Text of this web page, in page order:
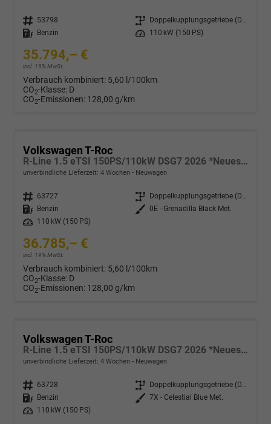
Fahrzeugnr. 53798 Getriebe
Doppelkupplungsgetriebe (DSG)
Kraftstoff
Benzin Leistung 110 kW (150 PS)
35.794,– €
incl. 19% MwSt.
Verbrauch kombiniert: 5,60 l/100km
CO2-Klasse: D
CO2-Emissionen: 128,00 g/km
Volkswagen T-Roc
R-Line 1.5 eTSI 150PS/110kW DSG7 2026 *Neues Modell* | +AHK+PARK ASSIST PLUS+18"ALU
unverbindliche Lieferzeit: 4 Wochen Neuwagen
Fahrzeugnr. 63727 Getriebe
Doppelkupplungsgetriebe (DSG)
Kraftstoff
Benzin Außenfarbe 0E - Grenadilla Black Met.
Leistung
110 kW (150 PS)
36.785,– €
incl. 19% MwSt.
Verbrauch kombiniert: 5,60 l/100km
CO2-Klasse: D
CO2-Emissionen: 128,00 g/km
Volkswagen T-Roc
R-Line 1.5 eTSI 150PS/110kW DSG7 2026 *Neues Modell* +AHK+PARK ASSIST PLUS+18"ALU
unverbindliche Lieferzeit: 4 Wochen Neuwagen
Fahrzeugnr. 63728 Getriebe
Doppelkupplungsgetriebe (DSG)
Kraftstoff
Benzin Außenfarbe 7X - Celestial Blue Met.
Leistung
110 kW (150 PS)